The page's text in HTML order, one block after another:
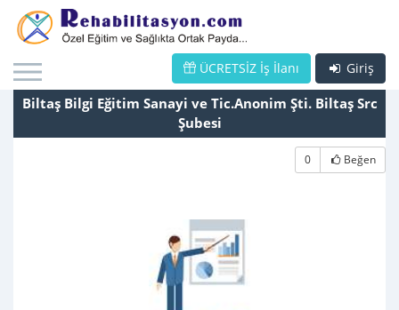
Giriş
ÜCRETSİZ İş İlanı
Biltaş Bilgi Eğitim Sanayi ve Tic.Anonim Şti. Biltaş Src
Şubesi
0 Beğen